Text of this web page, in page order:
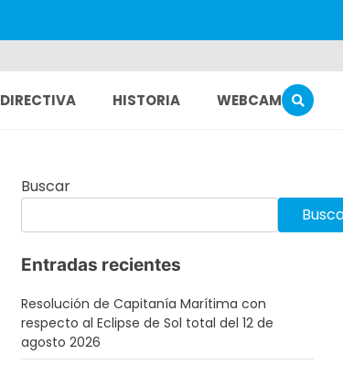
DIRECTIVA HISTORIA WEBCAM
Buscar
Entradas recientes
Resolución de Capitanía Marítima con
respecto al Eclipse de Sol total del 12 de
agosto 2026